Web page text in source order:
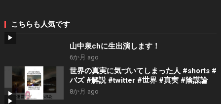
こちらも人気です
山中泉chに生出演します！
6か月 ago
世界の真実に気づいてしまった人 #shorts #
バズ #解説 #twitter #世界 #真実 #陰謀論
8か月 ago